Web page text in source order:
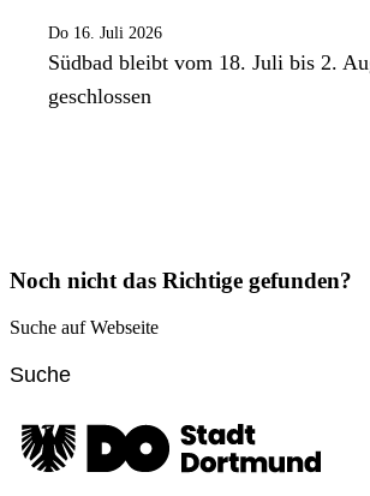
Do 16. Juli 2026
Südbad bleibt vom 18. Juli bis 2.
geschlossen
Noch nicht das Richtige gefunden?
Suche auf Webseite